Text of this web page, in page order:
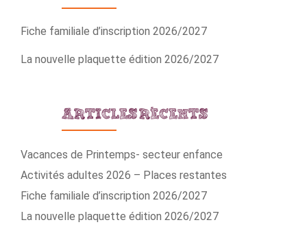
Fiche familiale d’inscription 2026/2027
La nouvelle plaquette édition 2026/2027
ARTICLES RÉCENTS
Vacances de Printemps- secteur enfance
Activités adultes 2026 – Places restantes
Fiche familiale d’inscription 2026/2027
La nouvelle plaquette édition 2026/2027